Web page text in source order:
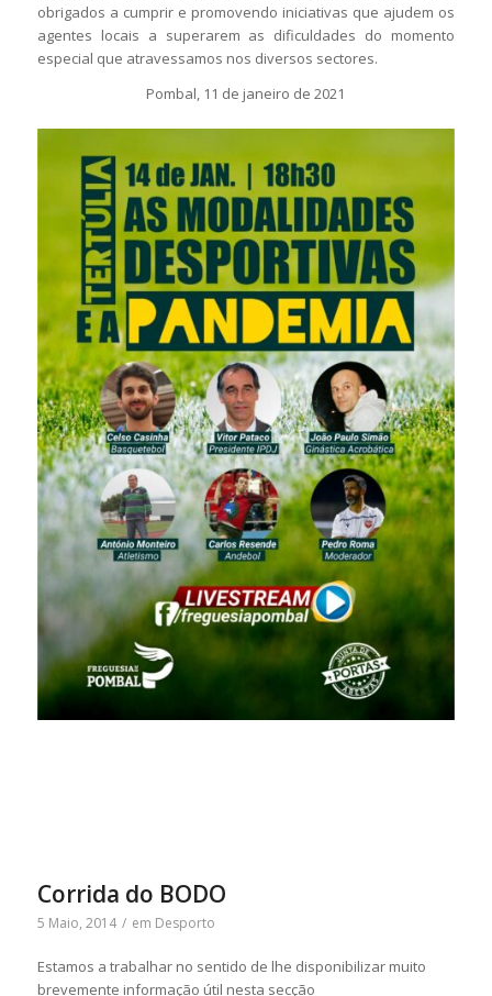
obrigados a cumprir e promovendo iniciativas que ajudem os
agentes locais a superarem as dificuldades do momento
especial que atravessamos nos diversos sectores.
Pombal, 11 de janeiro de 2021
Corrida do BODO
5 Maio, 2014 / em Desporto
Estamos a trabalhar no sentido de lhe disponibilizar muito
brevemente informação útil nesta secção